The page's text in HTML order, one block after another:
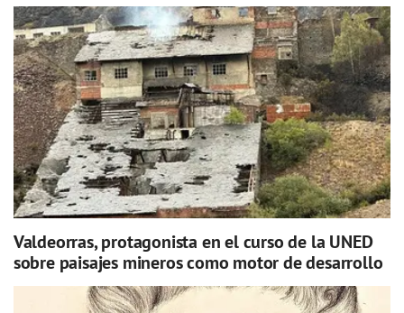
Valdeorras, protagonista en el curso de la UNED
sobre paisajes mineros como motor de desarrollo